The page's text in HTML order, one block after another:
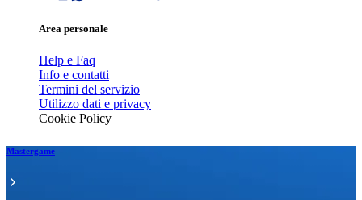
Area personale
Help e Faq
Info e contatti
Termini del servizio
Utilizzo dati e privacy
Cookie Policy
Mastergame